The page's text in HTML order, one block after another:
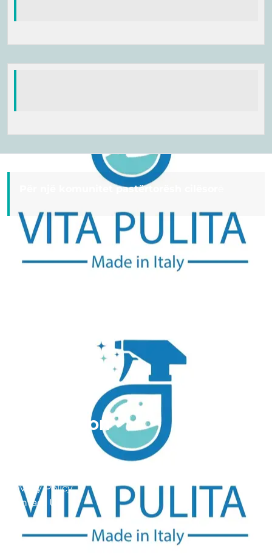
Për një komunitet pastërtorësh cilësor
Information
Privacy Policy
Contact Us